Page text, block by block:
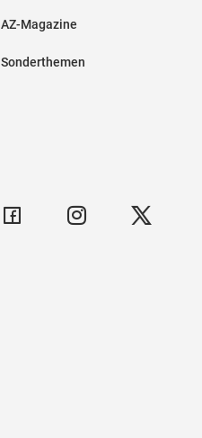
AZ-Magazine
Sonderthemen